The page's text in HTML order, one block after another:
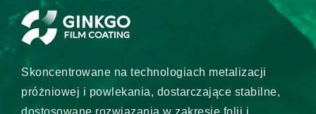
Skoncentrowane na technologiach metalizacji
próżniowej i powlekania, dostarczające stabilne,
dostosowane rozwiązania w zakresie folii i